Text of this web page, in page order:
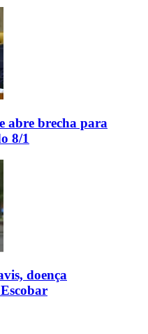
abre brecha para
8/1
doença